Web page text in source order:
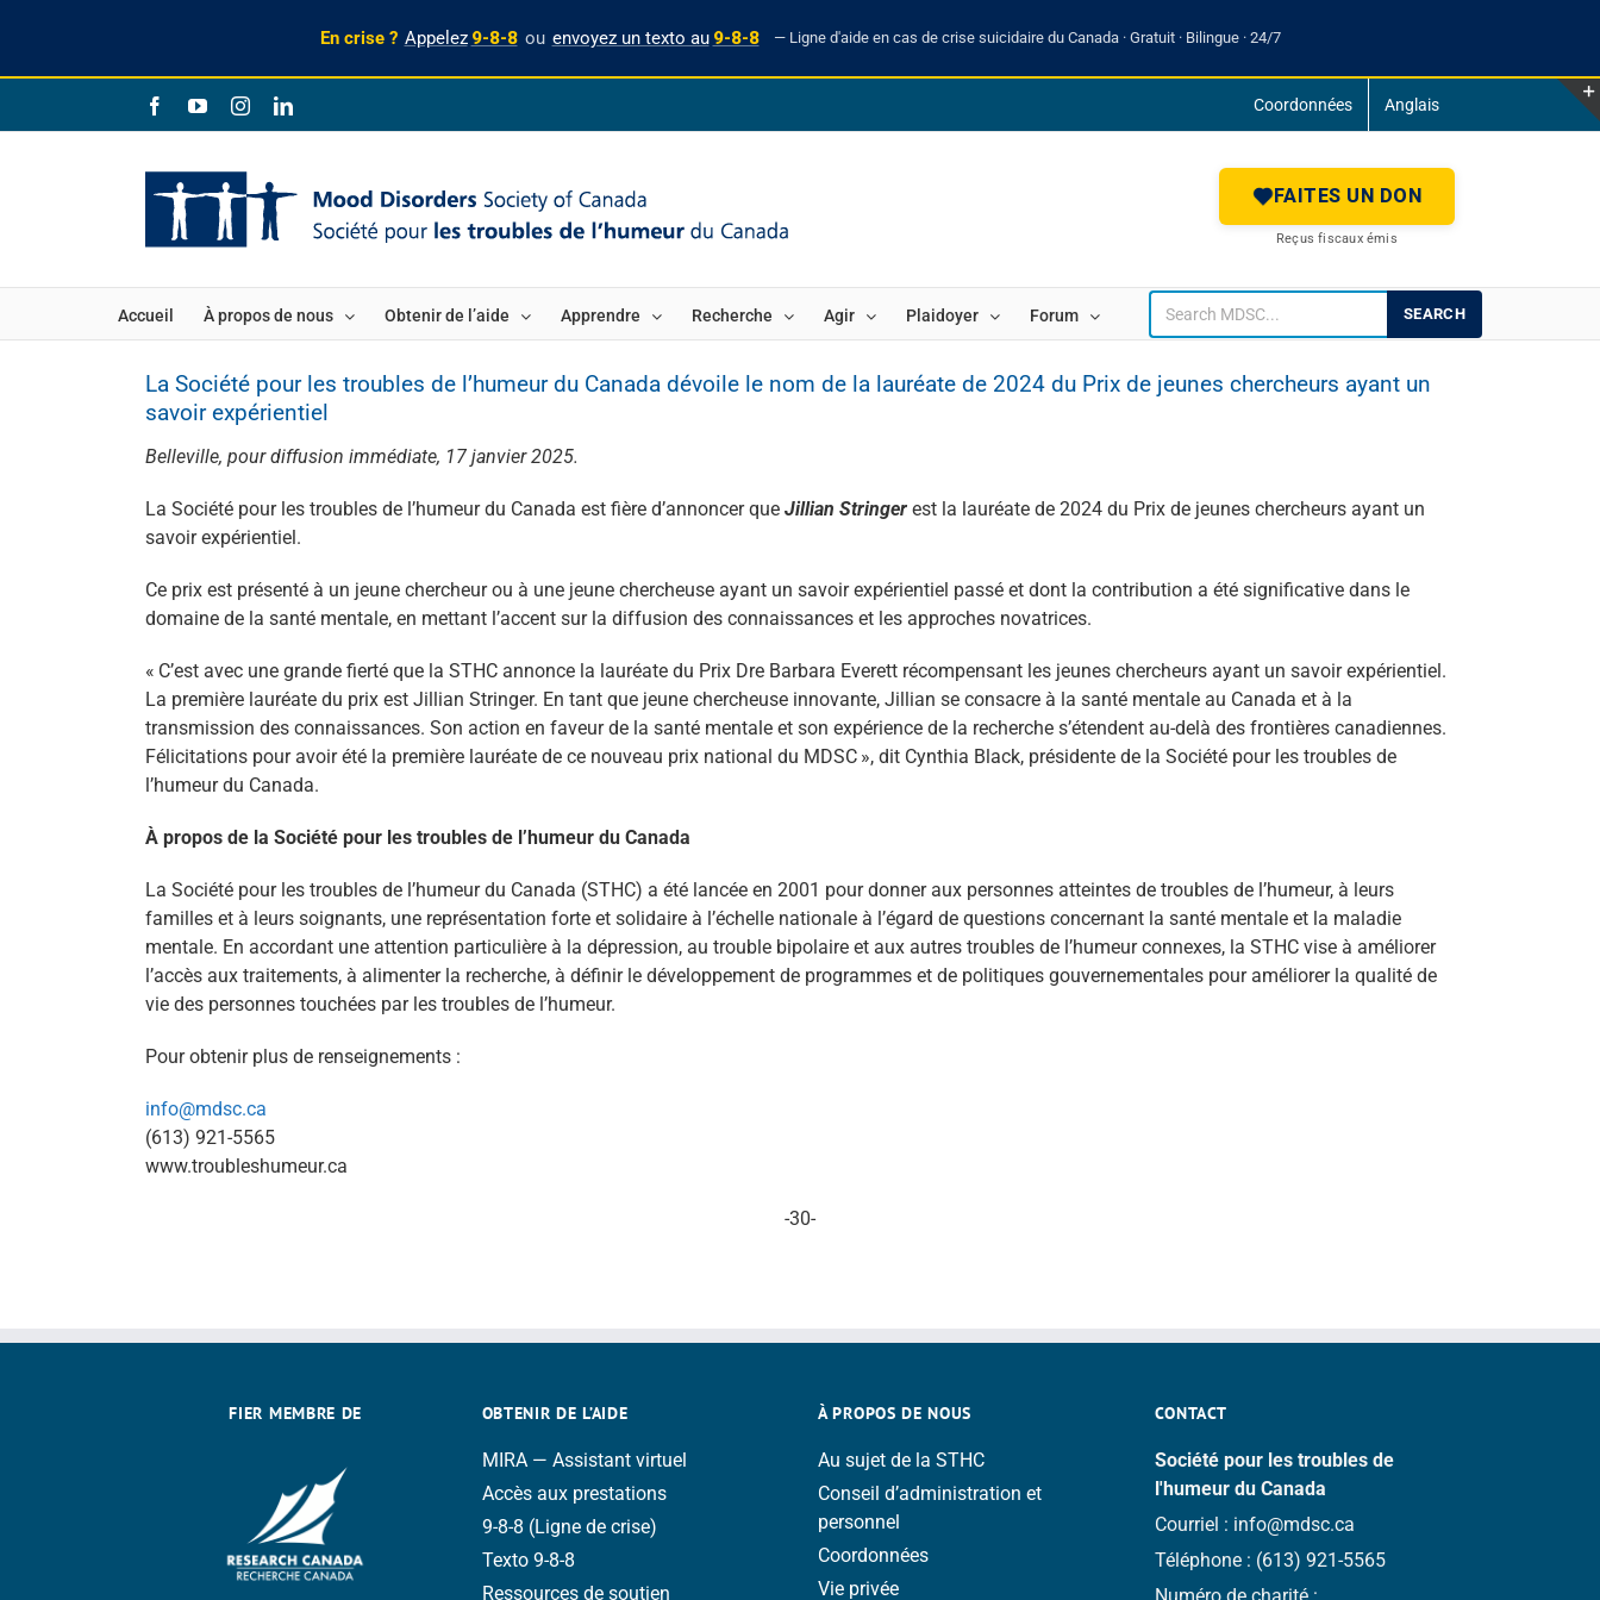
En crise ? Appelez 9-8-8 ou envoyez un texto au 9-8-8 — Ligne d'aide en cas de crise suicidaire du Canada · Gratuit · Bilingue · 24/7
FacebookYouTubeInstagramLinkedIn Coordonnées Anglais
FAITES UN DON
Reçus fiscaux émis
Accueil À propos de nous Obtenir de l’aide Apprendre Recherche Agir Plaidoyer Forum SEARCH
La Société pour les troubles de l’humeur du Canada dévoile le nom de la lauréate de 2024 du Prix de jeunes chercheurs ayant un
savoir expérientiel
Belleville, pour diffusion immédiate, 17 janvier 2025.
La Société pour les troubles de l’humeur du Canada est fière d’annoncer que Jillian Stringer est la lauréate de 2024 du Prix de jeunes chercheurs ayant un
savoir expérientiel.
Ce prix est présenté à un jeune chercheur ou à une jeune chercheuse ayant un savoir expérientiel passé et dont la contribution a été significative dans le
domaine de la santé mentale, en mettant l’accent sur la diffusion des connaissances et les approches novatrices.
« C’est avec une grande fierté que la STHC annonce la lauréate du Prix Dre Barbara Everett récompensant les jeunes chercheurs ayant un savoir expérientiel.
La première lauréate du prix est Jillian Stringer. En tant que jeune chercheuse innovante, Jillian se consacre à la santé mentale au Canada et à la
transmission des connaissances. Son action en faveur de la santé mentale et son expérience de la recherche s’étendent au-delà des frontières canadiennes.
Félicitations pour avoir été la première lauréate de ce nouveau prix national du MDSC », dit Cynthia Black, présidente de la Société pour les troubles de
l’humeur du Canada.
À propos de la Société pour les troubles de l’humeur du Canada
La Société pour les troubles de l’humeur du Canada (STHC) a été lancée en 2001 pour donner aux personnes atteintes de troubles de l’humeur, à leurs
familles et à leurs soignants, une représentation forte et solidaire à l’échelle nationale à l’égard de questions concernant la santé mentale et la maladie
mentale. En accordant une attention particulière à la dépression, au trouble bipolaire et aux autres troubles de l’humeur connexes, la STHC vise à améliorer
l’accès aux traitements, à alimenter la recherche, à définir le développement de programmes et de politiques gouvernementales pour améliorer la qualité de
vie des personnes touchées par les troubles de l’humeur.
Pour obtenir plus de renseignements :
info@mdsc.ca
(613) 921-5565
www.troubleshumeur.ca
-30-
FIER MEMBRE DE OBTENIR DE L’AIDE
MIRA — Assistant virtuel
Accès aux prestations
9-8-8 (Ligne de crise)
Texto 9-8-8
Ressources de soutien
À PROPOS DE NOUS
Au sujet de la STHC
Conseil d’administration et
personnel
Coordonnées
Vie privée
CONTACT
Société pour les troubles de
l'humeur du Canada
Courriel : info@mdsc.ca
Téléphone : (613) 921-5565